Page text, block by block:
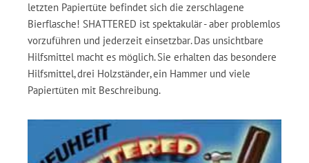
letzten Papiertüte befindet sich die zerschlagene
Bierflasche! SHATTERED ist spektakulär - aber problemlos
vorzuführen und jederzeit einsetzbar. Das unsichtbare
Hilfsmittel macht es möglich. Sie erhalten das besondere
Hilfsmittel, drei Holzständer, ein Hammer und viele
Papiertüten mit Beschreibung.